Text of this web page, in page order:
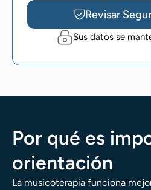
Revisar
Sus datos se
Por qué es
orientación
La musicoterapia funciona